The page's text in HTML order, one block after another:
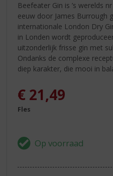
Beefeater Gin is ’s werelds
eeuw door James Burrough
internationale London Dry
in Londen wordt
uitzonderlijk frisse gin met
Ondanks de complexe
diep karakter, die mooi in
€ 21,49
Fles